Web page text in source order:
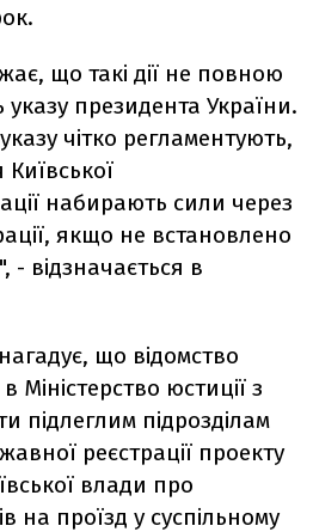
що такі дії не повною
указу президента України.
чітко регламентують,
набирають сили через
якщо не встановлено
- відзначається в
що відомство
Міністерство юстиції з
підлеглим підрозділам
реєстрації проекту
влади про
на проїзд у суспільному